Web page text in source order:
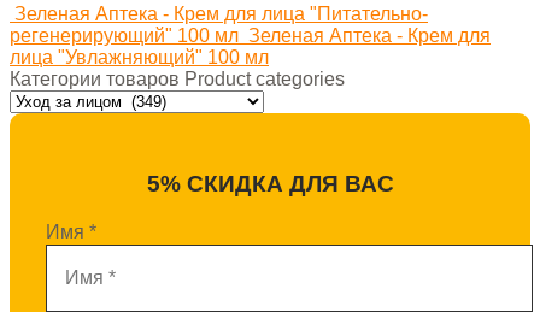
Зеленая Аптека - Крем для лица "Питательно-
регенерирующий" 100 мл Зеленая Аптека - Крем для
лица "Увлажняющий" 100 мл
Категории товаров Product categories
5% СКИДКА ДЛЯ ВАС
Имя *